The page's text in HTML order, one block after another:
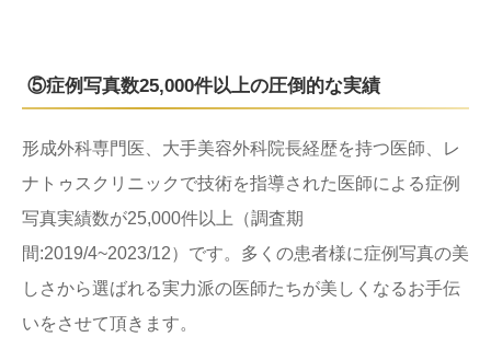
⑤症例写真数25,000件以上の圧倒的な実績
形成外科専門医、大手美容外科院長経歴を持つ医師、レ
ナトゥスクリニックで技術を指導された医師による症例
写真実績数が25,000件以上（調査期
間:2019/4~2023/12）です。多くの患者様に症例写真の美
しさから選ばれる実力派の医師たちが美しくなるお手伝
いをさせて頂きます。